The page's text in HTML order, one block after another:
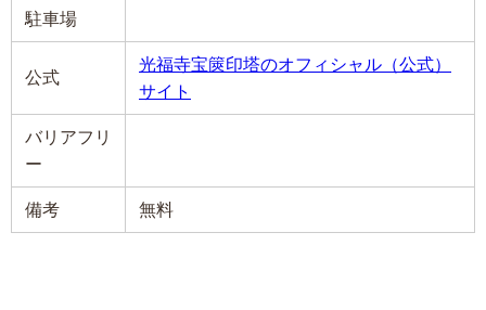
駐車場
公式
光福寺宝篋印塔のオフィシャル（公式）
サイト
バリアフリ
ー
備考 無料